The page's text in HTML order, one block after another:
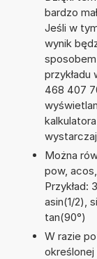
bardzo
Jeśli w
wynik
przykładu
468 407
Można
pow,
Przykład:
asin(1/2),
tan(90°)
W razie